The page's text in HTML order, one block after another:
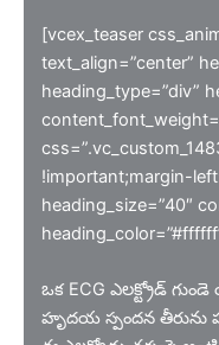
[vcex_teaser
text_align=”center”
heading_type=”div”
!important;margin-
heading_size=”40″
ఒక ECG ఎలక్ట్రోడ్
హృదయ స్పందన తీరును